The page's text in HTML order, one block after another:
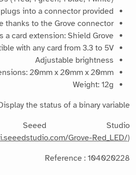
into a connector provided.
thanks to the Grove connector
a card extension: Shield Grove
with any card from 3.3 to 5V
Adjustable brightness
20mm x 20mm x 20mm
Weight: 12g
the status of a binary variable, ...
Seeed Studio
Grove-Red_LED/)
Reference : 104020228